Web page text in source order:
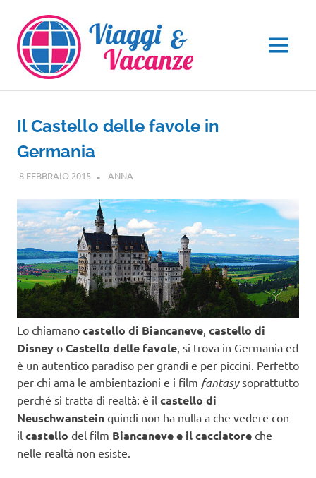
contenuto
MENU
Il Castello delle favole in
Germania
8 FEBBRAIO 2015 ANNA
Lo chiamano castello di Biancaneve castello di
Disney o Castello delle favole , si trova in Germania ed
è un autentico paradiso per grandi e per piccini. Perfetto
per chi ama le ambientazioni e i film fantasysoprattutto
perché si tratta di realtà: è il castello di
Neuschwanstein quindi non ha nulla a che vedere con
il castello del film Biancaneve e il cacciatore che
nelle realtà non esiste.